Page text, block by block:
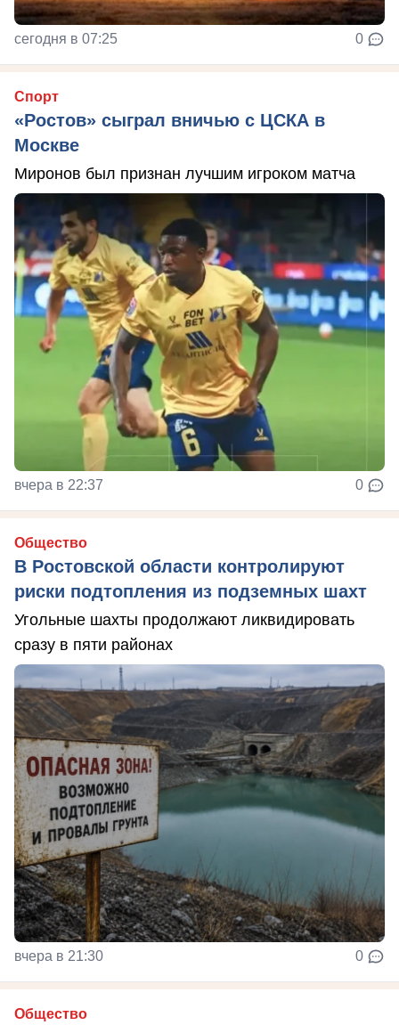
сегодня в 07:25 0
Спорт
«Ростов» сыграл вничью с ЦСКА в
Москве
Миронов был признан лучшим игроком матча
вчера в 22:37 0
Общество
В Ростовской области контролируют
риски подтопления из подземных шахт
Угольные шахты продолжают ликвидировать
сразу в пяти районах
вчера в 21:30 0
Общество